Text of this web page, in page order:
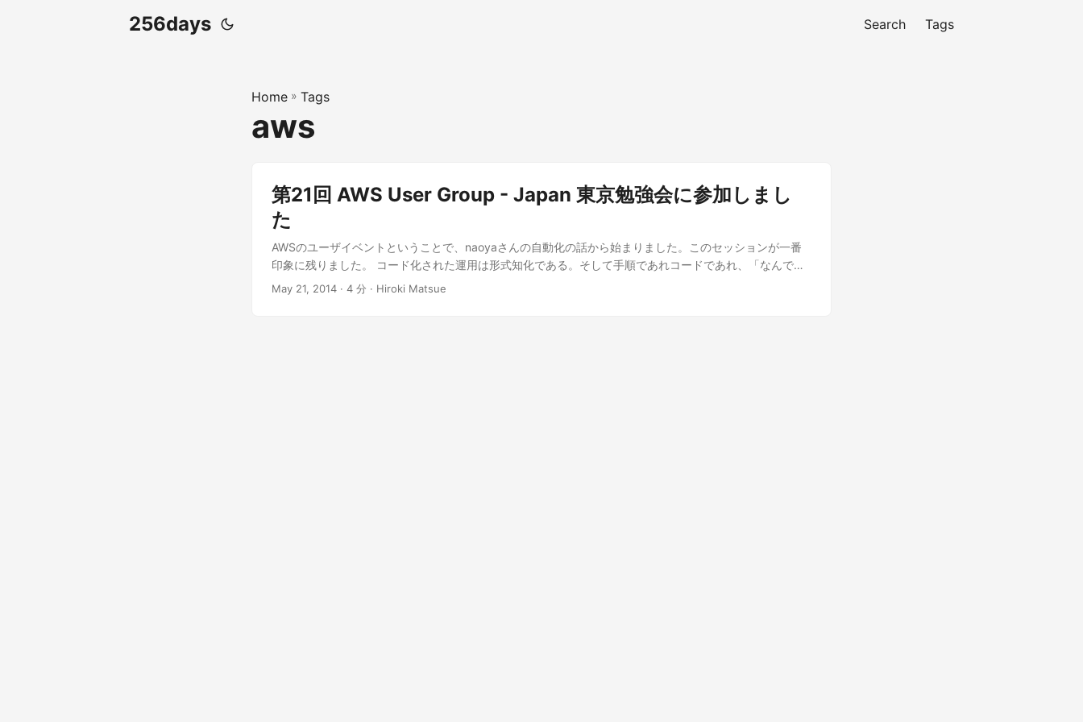
256days Search Tags
Home » Tags
aws
第21回 AWS User Group - Japan 東京勉強会に参加しまし
た
AWSのユーザイベントということで、naoyaさんの自動化の話から始まりました。このセッションが一番
印象に残りました。 コード化された運用は形式知化である。そして手順であれコードであれ、「なんでそ
うしてるのか？」ということも共有されないといけない。なるほど、なるほど。 紹介されていたQiita
May 21, 2014 · 4 分 · Hiroki Matsue